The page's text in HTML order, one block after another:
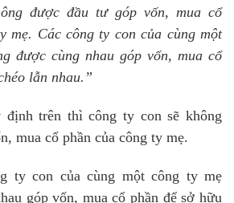
được đầu tư góp vốn, mua cổ
mẹ. Các công ty con của cùng một
được cùng nhau góp vốn, mua cổ
lẫn nhau.”
định trên thì công ty con sẽ không
mua cổ phần của công ty mẹ.
ty con của cùng một công ty mẹ
góp vốn, mua cổ phần để sở hữu